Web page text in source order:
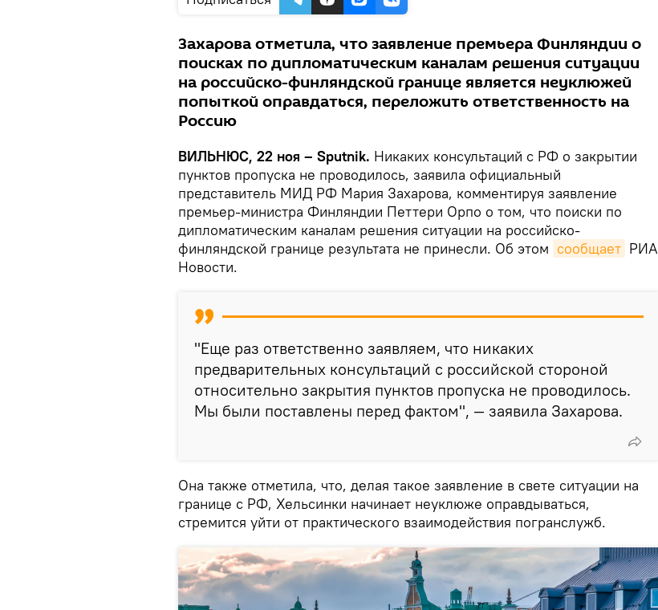
Захарова отметила, что заявление премьера Финляндии о
поисках по дипломатическим каналам решения ситуации
на российско-финляндской границе является неуклюжей
попыткой оправдаться, переложить ответственность на
Россию
ВИЛЬНЮС, 22 ноя – Sputnik. Никаких консультаций с РФ о закрытии
пунктов пропуска не проводилось, заявила официальный
представитель МИД РФ Мария Захарова, комментируя заявление
премьер-министра Финляндии Петтери Орпо о том, что поиски по
дипломатическим каналам решения ситуации на российско-
финляндской границе результата не принесли. Об этом сообщает РИА
Новости.
"Еще раз ответственно заявляем, что никаких
предварительных консультаций с российской стороной
относительно закрытия пунктов пропуска не проводилось.
Мы были поставлены перед фактом", — заявила Захарова.
Она также отметила, что, делая такое заявление в свете ситуации на
границе с РФ, Хельсинки начинает неуклюже оправдываться,
стремится уйти от практического взаимодействия погранслужб.